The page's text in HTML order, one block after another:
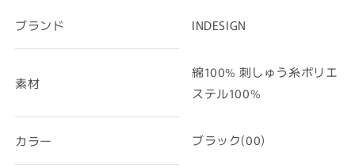
ブランド INDESIGN
素材
綿100% 刺しゅう糸ポリエ
ステル100%
カラー ブラック(00)